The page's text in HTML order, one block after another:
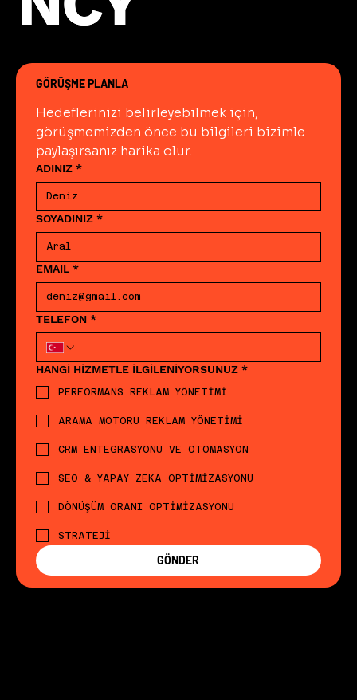
verisini ham sunucu kaydından eyleme
dönüştürülebilir teknik içgörüye
GÖRÜŞME PLANLA
Hedeflerinizi belirleyebilmek için,
görüşmemizden önce bu bilgileri bizimle
paylaşırsanız harika olur.
ADINIZ *
SOYADINIZ *
EMAIL *
TELEFON *
HANGİ HİZMETLE İLGİLENİYORSUNUZ *
PERFORMANS REKLAM YÖNETİMİ
ARAMA MOTORU REKLAM YÖNETİMİ
CRM ENTEGRASYONU VE OTOMASYON
SEO & YAPAY ZEKA OPTİMİZASYONU
DÖNÜŞÜM ORANI OPTİMİZASYONU
STRATEJİ
GÖNDER